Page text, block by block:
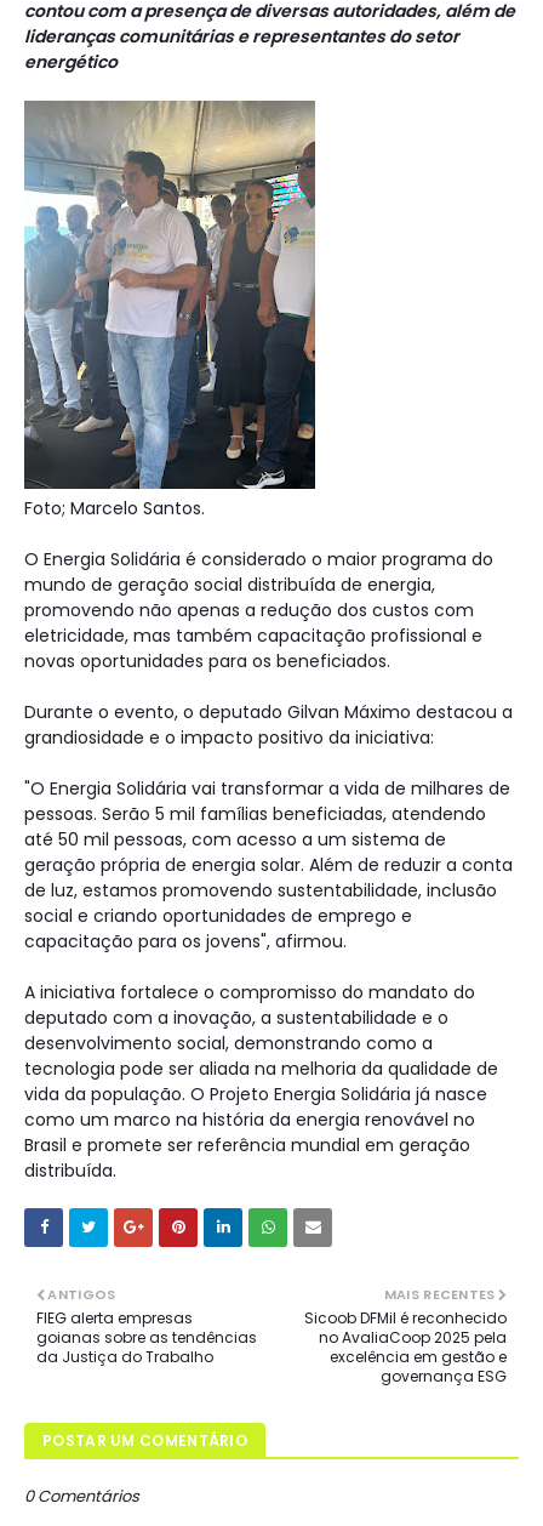
contou com a presença de diversas autoridades, além de
lideranças comunitárias e representantes do setor
energético
Foto; Marcelo Santos.
O Energia Solidária é considerado o maior programa do
mundo de geração social distribuída de energia,
promovendo não apenas a redução dos custos com
eletricidade, mas também capacitação profissional e
novas oportunidades para os beneficiados.
Durante o evento, o deputado Gilvan Máximo destacou a
grandiosidade e o impacto positivo da iniciativa:
"O Energia Solidária vai transformar a vida de milhares de
pessoas. Serão 5 mil famílias beneficiadas, atendendo
até 50 mil pessoas, com acesso a um sistema de
geração própria de energia solar. Além de reduzir a conta
de luz, estamos promovendo sustentabilidade, inclusão
social e criando oportunidades de emprego e
capacitação para os jovens", afirmou.
A iniciativa fortalece o compromisso do mandato do
deputado com a inovação, a sustentabilidade e o
desenvolvimento social, demonstrando como a
tecnologia pode ser aliada na melhoria da qualidade de
vida da população. O Projeto Energia Solidária já nasce
como um marco na história da energia renovável no
Brasil e promete ser referência mundial em geração
distribuída.
MAIS RECENTES
Sicoob DFMil é reconhecido
no AvaliaCoop 2025 pela
excelência em gestão e
governança ESG
ANTIGOS
FIEG alerta empresas
goianas sobre as tendências
da Justiça do Trabalho
POSTAR UM COMENTÁRIO
0 Comentários